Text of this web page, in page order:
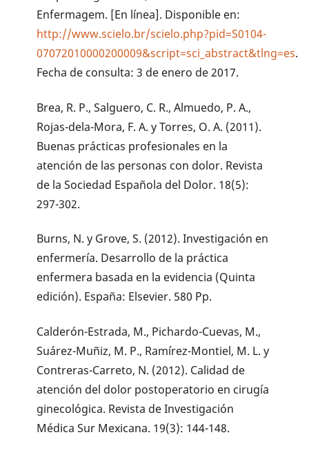
Enfermagem. [En línea]. Disponible en:
http://www.scielo.br/scielo.php?pid=S0104-
07072010000200009&script=sci_abstract&tlng=es.
Fecha de consulta: 3 de enero de 2017.
Brea, R. P., Salguero, C. R., Almuedo, P. A.,
Rojas-dela-Mora, F. A. y Torres, O. A. (2011).
Buenas prácticas profesionales en la
atención de las personas con dolor. Revista
de la Sociedad Española del Dolor. 18(5):
297-302.
Burns, N. y Grove, S. (2012). Investigación en
enfermería. Desarrollo de la práctica
enfermera basada en la evidencia (Quinta
edición). España: Elsevier. 580 Pp.
Calderón-Estrada, M., Pichardo-Cuevas, M.,
Suárez-Muñiz, M. P., Ramírez-Montiel, M. L. y
Contreras-Carreto, N. (2012). Calidad de
atención del dolor postoperatorio en cirugía
ginecológica. Revista de Investigación
Médica Sur Mexicana. 19(3): 144-148.